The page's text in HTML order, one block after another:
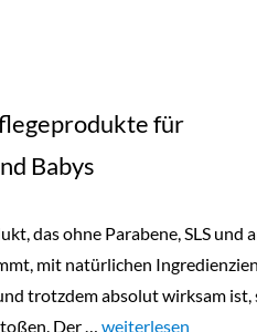
für
Babys
das ohne Parabene, SLS und
mit natürlichen
trotzdem absolut wirksam ist,
Der … „Bloom and
weiterlesen